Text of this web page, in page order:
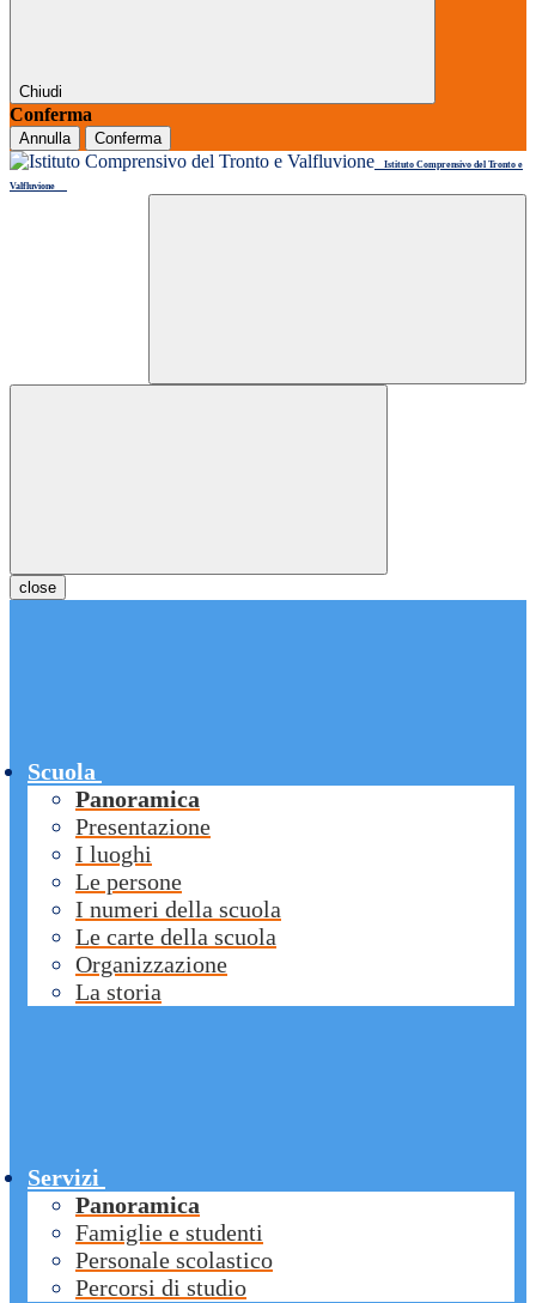
Chiudi
Conferma
Annulla Conferma
Istituto Comprensivo del Tronto e
Valfluvione
close
Scuola
Panoramica
Presentazione
I luoghi
Le persone
I numeri della scuola
Le carte della scuola
Organizzazione
La storia
Servizi
Panoramica
Famiglie e studenti
Personale scolastico
Percorsi di studio